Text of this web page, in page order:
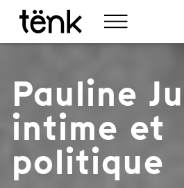
Pauline
intime et
politique